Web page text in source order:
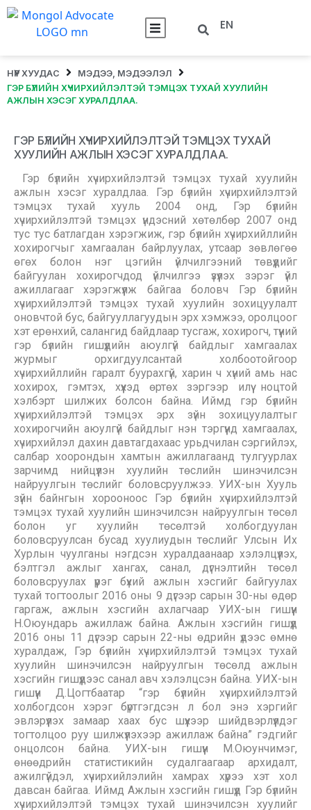
EN
НҮҮР ХУУДАС
МЭДЭЭ, МЭДЭЭЛЭЛ
ГЭР БҮЛИЙН ХҮЧИРХИЙЛЭЛТЭЙ ТЭМЦЭХ ТУХАЙ ХУУЛИЙН
АЖЛЫН ХЭСЭГ ХУРАЛДЛАА.
ГЭР БҮЛИЙН ХҮЧИРХИЙЛЭЛТЭЙ ТЭМЦЭХ ТУХАЙ
ХУУЛИЙН АЖЛЫН ХЭСЭГ ХУРАЛДЛАА.
Гэр бүлийн хүчирхийлэлтэй тэмцэх тухай хуулийн
ажлын хэсэг хуралдлаа. Гэр бүлийн хүчирхийлэлтэй
тэмцэх тухай хууль 2004 онд, Гэр бүлийн
хүчирхийлэлтэй тэмцэх үндэсний хөтөлбөр 2007 онд
тус тус батлагдан хэрэгжиж, гэр бүлийн хүчирхийллийн
хохирогчыг хамгаалан байрлуулах, утсаар зөвлөгөө
өгөх болон нэг цэгийн үйлчилгээний төвүүдийг
байгуулан хохирогчдод үйлчилгээ үзүүлэх зэрэг үйл
ажиллагааг хэрэгжүүлж байгаа боловч Гэр бүлийн
хүчирхийлэлтэй тэмцэх тухай хуулийн зохицуулалт
оновчтой бус, байгууллагуудын эрх хэмжээ, оролцоог
хэт ерөнхий, салангид байдлаар тусгаж, хохирогч, түүний
гэр бүлийн гишүүдийн аюулгүй байдлыг хамгаалах
журмыг орхигдуулсантай холбоотойгоор
хүчирхийллийн гаралт буурахгүй, харин ч хүний амь нас
хохирох, гэмтэх, хүүхэд өртөх зэргээр илүү ноцтой
хэлбэрт шилжих болсон байна. Иймд гэр бүлийн
хүчирхийлэлтэй тэмцэх эрх зүйн зохицуулалтыг
хохирогчийн аюулгүй байдлыг нэн тэргүүнд хамгаалах,
хүчирхийлэл дахин давтагдахаас урьдчилан сэргийлэх,
салбар хоорондын хамтын ажиллагаанд тулгуурлах
зарчимд нийцүүлэн хуулийн төслийн шинэчилсэн
найруулгын төслийг боловсруулжээ. УИХ-ын Хууль
зүйн байнгын хорооноос Гэр бүлийн хүчирхийлэлтэй
тэмцэх тухай хуулийн шинэчилсэн найруулгын төсөл
болон уг хуулийн төсөлтэй холбогдуулан
боловсруулсан бусад хуулиудын төслийг Улсын Их
Хурлын чуулганы нэгдсэн хуралдаанаар хэлэлцүүлэх,
бэлтгэл ажлыг хангах, санал, дүгнэлтийн төсөл
боловсруулах үүрэг бүхий ажлын хэсгийг байгуулах
тухай тогтоолыг 2016 оны 9 дүгээр сарын 30-ны өдөр
гаргаж, ажлын хэсгийн ахлагчаар УИХ-ын гишүүн
Н.Оюундарь ажиллаж байна. Ажлын хэсгийн гишүүд
2016 оны 11 дүгээр сарын 22-ны өдрийн үдээс өмнө
хуралдаж, Гэр бүлийн хүчирхийлэлтэй тэмцэх тухай
хуулийн шинэчилсэн найруулгын төсөлд ажлын
хэсгийн гишүүдээс санал авч хэлэлцсэн байна. УИХ-ын
гишүүн Д.Цогтбаатар “гэр бүлийн хүчирхийлэлтэй
холбогдсон хэрэг бүртгэгдсэн л бол энэ хэргийг
эвлэрүүлэх замаар хаах бус шүүхээр шийдвэрлүүлдэг
тогтолцоо руу шилжүүлэхээр ажиллаж байна” гэдгийг
онцолсон байна. УИХ-ын гишүүн М.Оюунчимэг,
өнөөдрийн статистикийн судалгаагаар архидалт,
ажилгүйдэл, хүчирхийлэлийн хамрах хүрээ хэт хол
давсан байгаа. Иймд Ажлын хэсгийн гишүүд Гэр бүлийн
хүчирхийлэлтэй тэмцэх тухай шинэчилсэн хуулийг